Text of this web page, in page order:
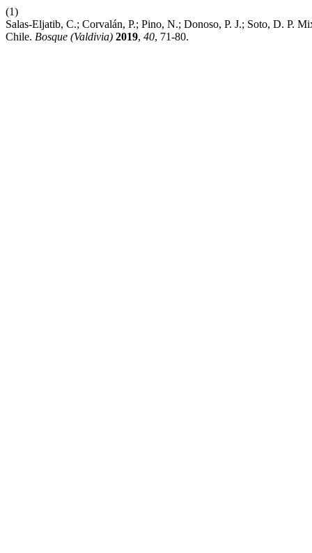
(1)
Salas-Eljatib, C.; Corvalán, P.; Pino, N.; Donoso, P. J.; Soto, D. P.
Chile. Bosque (Valdivia) 2019, 40, 71-80.